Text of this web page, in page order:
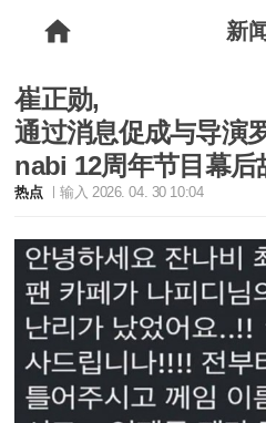
新
崔正勋,
通过消息促成与导演
nabi 12周年节目幕后
热点 输入 2026. 04. 30 10:04